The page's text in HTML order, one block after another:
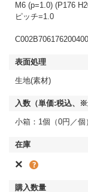
M6 (p=1.0) (P176
ピッチ=1.0
生地(素材)
小箱：1個（0円／個
×